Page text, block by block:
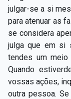
julgar-se a si
para atenuar as
se considera
julga que em si
tendes um
Quando
vossas ações,
outra pessoa.